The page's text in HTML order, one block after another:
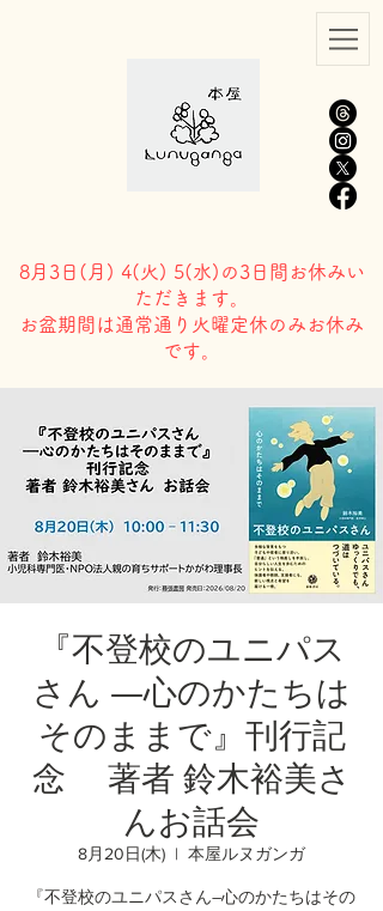
8月3日( 月) 4(火) 5(水)の3日間お休みい
ただきます。
​お盆期間は通常通り火曜定休のみお休み
です。
『不登校のユニパス
さん ―心のかたちは
そのままで』刊行記
念 著者 鈴木裕美さ
んお話会
8月20日(木)
  |
本屋ルヌガンガ
『不登校のユニパスさん―心のかたちはその